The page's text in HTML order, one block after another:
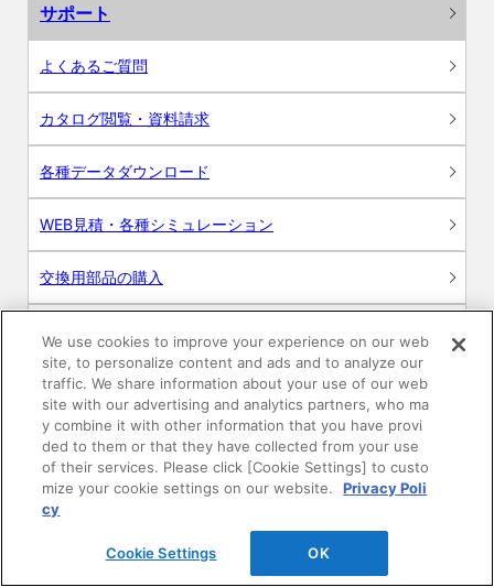
サポート
よくあるご質問
カタログ閲覧・資料請求
各種データダウンロード
WEB見積・各種シミュレーション
交換用部品の購入
お問い合わせ
ログイン
建築・設計関係者様向けサイト
We use cookies to improve your experience on our web
site, to personalize content and ads and to analyze our
traffic. We share information about your use of our web
site with our advertising and analytics partners, who ma
y combine it with other information that you have provi
ded to them or that they have collected from your use
of their services. Please click [Cookie Settings] to custo
mize your cookie settings on our website.
Privacy Poli
cy
Cookie Settings OK